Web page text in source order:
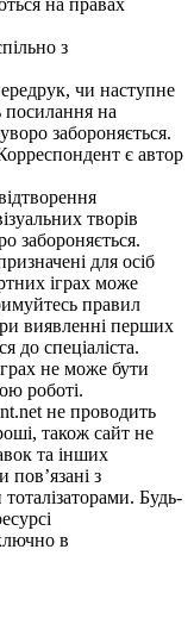
з
чи наступне
посилання на
забороняється.
є автор
творів
забороняється.
для осіб
іграх може
правил
виявленні перших
до спеціаліста.
не може бути
роботі.
не проводить
також сайт не
та інших
пов’язані з
Будь-
в